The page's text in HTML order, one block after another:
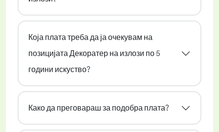
Која плата треба да ја очекувам на
позицијата Декоратер на излози по 5
години искуство?
Како да преговараш за подобра плата?